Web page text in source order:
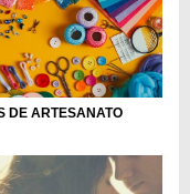
DE ARTESANATO